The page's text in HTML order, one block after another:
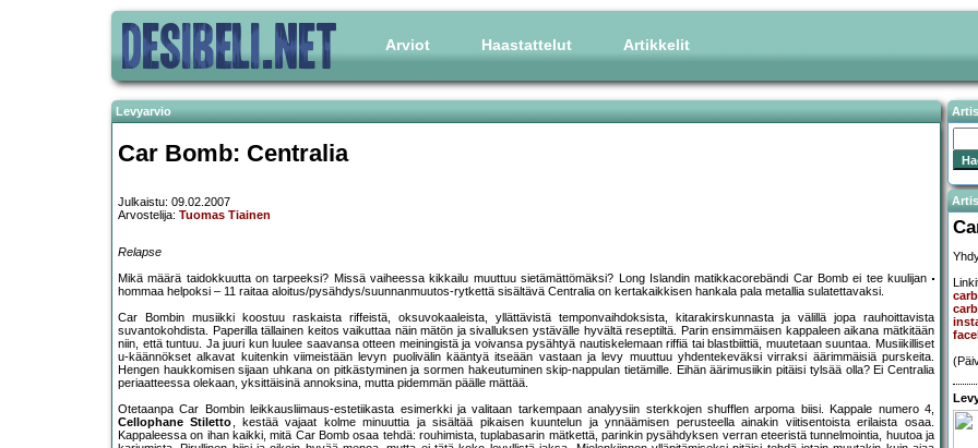
Arviot Haastattelut Artikkelit
Levyarvio
Car Bomb: Centralia
Julkaistu: 09.02.2007
Arvostelija: Tuomas Tiainen
Relapse
Mikä määrä taidokkuutta on tarpeeksi? Missä vaiheessa kikkailu muuttuu sietämättömäksi? Long Islandin matikkacorebändi Car Bomb ei tee kuulijan
hommaa helpoksi – 11 raitaa aloitus/pysähdys/suunnanmuutos-rytkettä sisältävä Centralia on kertakaikkisen hankala pala metallia sulatettavaksi.
Car Bombin musiikki koostuu raskaista riffeistä, oksuvokaaleista, yllättävistä temponvaihdoksista, kitarakirskunnasta ja välillä jopa rauhoittavista
suvantokohdista. Paperilla tällainen keitos vaikuttaa näin mätön ja sivalluksen ystävälle hyvältä reseptiltä. Parin ensimmäisen kappaleen aikana mätkitään
niin, että tuntuu. Ja juuri kun luulee saavansa otteen meiningistä ja voivansa pysähtyä nautiskelemaan riffiä tai blastbiittiä, muutetaan suuntaa. Musiikilliset
u-käännökset alkavat kuitenkin viimeistään levyn puolivälin kääntyä itseään vastaan ja levy muuttuu yhdentekeväksi virraksi äärimmäisiä purskeita.
Hengen haukkomisen sijaan uhkana on pitkästyminen ja sormen hakeutuminen skip-nappulan tietämille. Eihän äärimusiikin pitäisi tylsää olla? Ei Centralia
periaatteessa olekaan, yksittäisinä annoksina, mutta pidemmän päälle mättää.
Otetaanpa Car Bombin leikkausliimaus-estetiikasta esimerkki ja valitaan tarkempaan analyysiin sterkkojen shufflen arpoma biisi. Kappale numero 4,
Cellophane Stiletto, kestää vajaat kolme minuuttia ja sisältää pikaisen kuuntelun ja ynnäämisen perusteella ainakin viitisentoista erilaista osaa.
Kappaleessa on ihan kaikki, mitä Car Bomb osaa tehdä: rouhimista, tuplabasarin mätkettä, parinkin pysähdyksen verran eteeristä tunnelmointia, huutoa ja